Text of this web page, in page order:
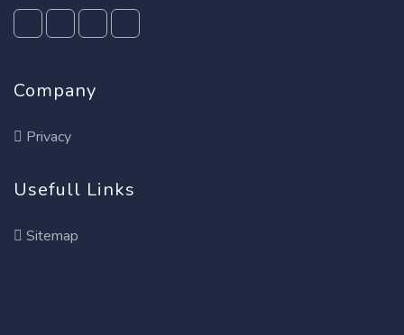
Company
Privacy
Usefull Links
Sitemap